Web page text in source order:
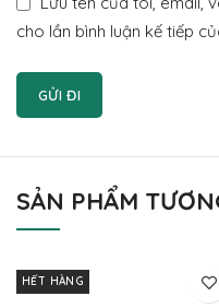
cho lần bình luận kế tiếp
SẢN PHẨM
HẾT HÀNG